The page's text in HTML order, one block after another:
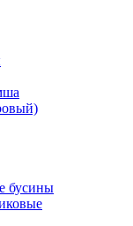
бусины